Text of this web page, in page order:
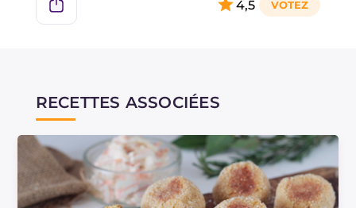
4,5
RECETTES ASSOCIÉES